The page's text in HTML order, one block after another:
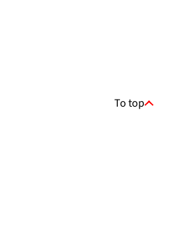
To top